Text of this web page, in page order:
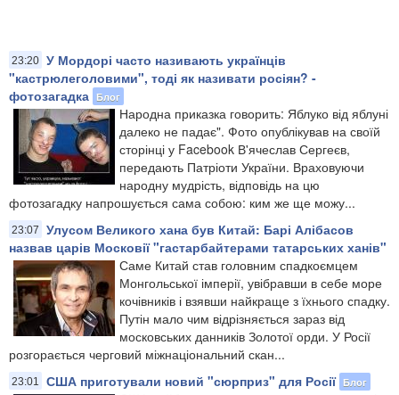
23:20 У Мордорі часто називають українців
"кастрюлеголовими", тоді як називати росіян? -
фотозагадка Блог
Народна приказка говорить: Яблуко від яблуні
далеко не падає". Фото опублікував на своїй
сторінці у Facebook В'ячеслав Сергеєв,
передають Патріоти України. Враховуючи
народну мудрість, відповідь на цю
фотозагадку напрошується сама собою: ким же ще можу...
23:07
Улусом Великого хана був Китай: Барі Алібасов
назвав царів Московії "гастарбайтерами татарських ханів"
Саме Китай став головним спадкоємцем
Монгольської імперії, увібравши в себе море
кочівників і взявши найкраще з їхнього спадку.
Путін мало чим відрізняється зараз від
московських данників Золотої орди. У Росії
розгорається черговий міжнаціональний скан...
23:01 США приготували новий "сюрприз" для Росії Блог